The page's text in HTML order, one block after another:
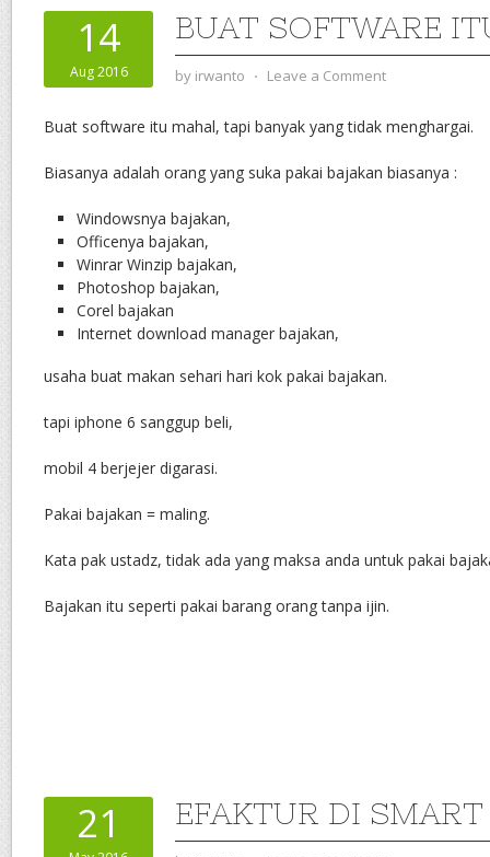
14
Aug 2016
BUAT SOFTWARE
by irwanto ⋅ Leave a Comment
Buat software itu mahal, tapi banyak yang tidak menghargai.
Biasanya adalah orang yang suka pakai bajakan biasanya :
Windowsnya bajakan,
Officenya bajakan,
Winrar Winzip bajakan,
Photoshop bajakan,
Corel bajakan
Internet download manager bajakan,
usaha buat makan sehari hari kok pakai bajakan.
tapi iphone 6 sanggup beli,
mobil 4 berjejer digarasi.
Pakai bajakan = maling.
Kata pak ustadz, tidak ada yang maksa anda untuk pakai
Bajakan itu seperti pakai barang orang tanpa ijin.
21 EFAKTUR DI SMART